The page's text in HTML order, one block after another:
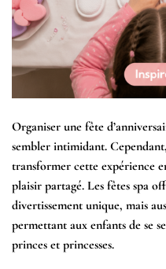
Organiser une fête
sembler intimidant.
transformer cette expérience
plaisir partagé. Les fêtes spa
divertissement unique, mais
permettant aux enfants de se
princes et princesses.